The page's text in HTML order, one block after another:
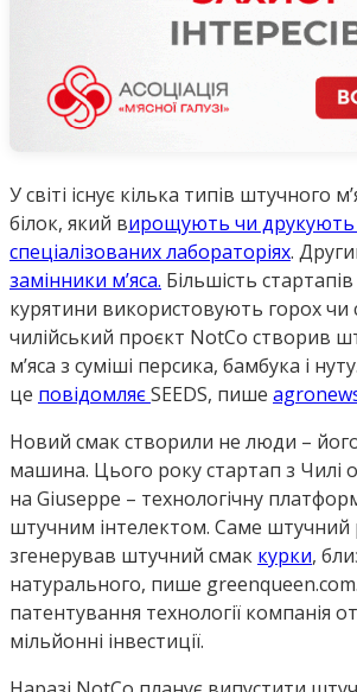
У світі існує кілька типів штучного
білок, який вирощують чи друкують
спеціалізованих лабораторіях.
замінники м’яса. Більшість стартапів
курятини використовують горох чи
чилійський проєкт NotCo створив
м’яса з суміші персика, бамбука і
це повідомляєSEEDS, пише
Новий смак створили не люди –
машина. Цього року стартап з Чилі
на Giuseppe – технологічну
штучним інтелектом. Саме штучний
згенерував штучний смак курки,
натурального, пише
патентування технології компанія
мільйонні інвестиції.